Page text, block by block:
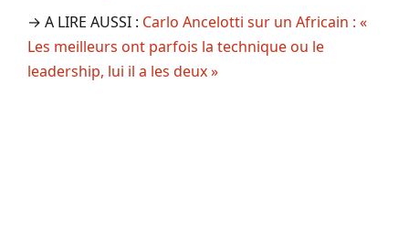
→ A LIRE AUSSI : Carlo Ancelotti sur un Africain : «
Les meilleurs ont parfois la technique ou le
leadership, lui il a les deux »